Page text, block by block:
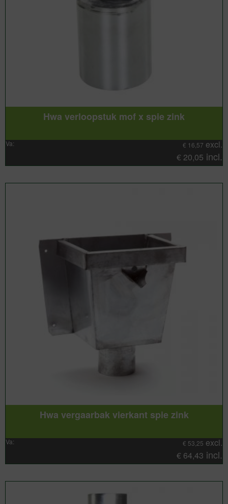
Hwa verloopstuk mof x spie zink
Va: € 16,57 excl.
€ 20,05 incl.
Hwa vergaarbak vierkant spie zink
Va: € 53,25 excl.
€ 64,43 incl.